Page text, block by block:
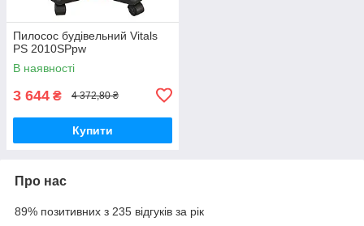
Пилосос будівельний Vitals
PS 2010SPpw
В наявності
3 644 ₴ 4 372,80 ₴
Купити
Про нас
89% позитивних з 235 відгуків за рік